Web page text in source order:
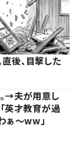
後、目撃した
→夫が用意し
英才教育が過
ぁ～ww」